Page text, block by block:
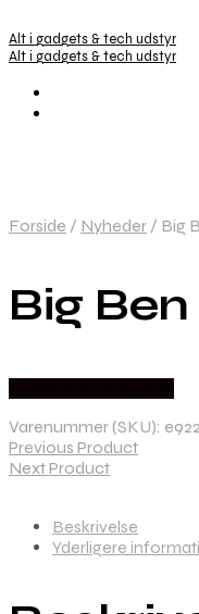
Alt i gadgets & tech udstyr
Alt i gadgets & tech udstyr
Forside / Nyheder / Big
Big
Varenummer (SKU):
Previous Product
Next Product
Beskrivelse
Yderligere